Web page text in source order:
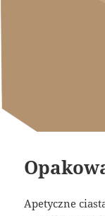
Apetyczne